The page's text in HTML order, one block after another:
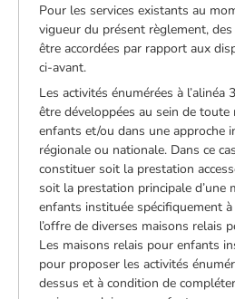
Pour les services existants au
vigueur du présent règlement,
être accordées par rapport aux
ci-avant.
Les activités énumérées à l’alinéa
être développées au sein de
enfants et/ou dans une approche
régionale ou nationale. Dans ce
constituer soit la prestation
soit la prestation principale d’une
enfants instituée spécifiquement
l’offre de diverses maisons relais
Les maisons relais pour enfants
pour proposer les activités
dessus et à condition de